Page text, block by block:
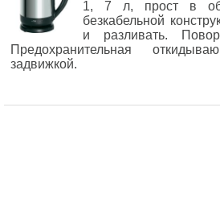
1, 7 л, прост в
безкабельной
и разливать.
Предохранительная
задвижкой.